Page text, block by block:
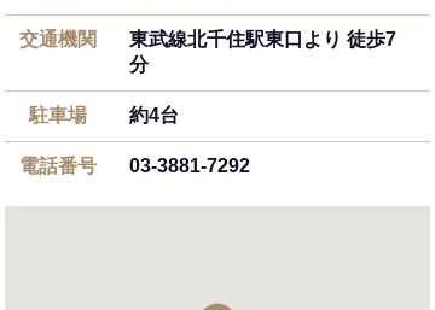
交通機関
東武線北千住駅東口より 徒歩7
分
駐車場 約4台
電話番号 03-3881-7292